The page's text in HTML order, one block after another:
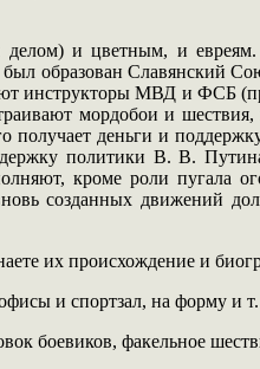
и цветным, и
был образован Славянский
инструкторы МВД и ФСБ
мордобои и
деньги и
политики В. В.
кроме роли пугала
созданных движений
их происхождение и
и спортзал, на форму и
боевиков, факельное